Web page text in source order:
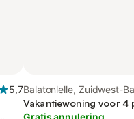
5,7Balatonlelle, Zuidwest-
Vakantiewoning voor 4
Gratis annulering